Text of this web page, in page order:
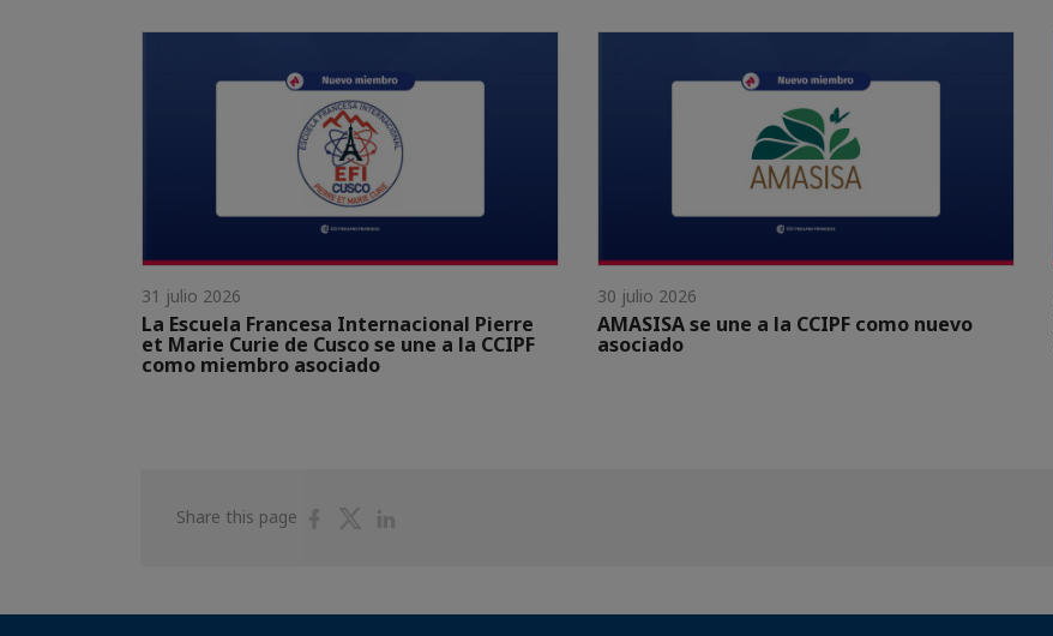
31 julio 2026
La Escuela Francesa Internacional Pierre
et Marie Curie de Cusco se une a la CCIPF
como miembro asociado
30 julio 2026
AMASISA se une a la CCIPF como nuevo
asociado
Share this page
ShareShare